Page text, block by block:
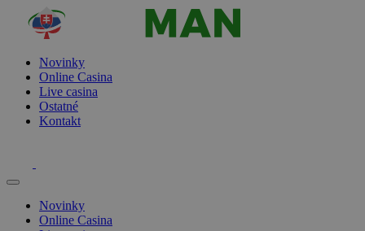
Novinky
Online Casina
Live casina
Ostatné
Kontakt
Novinky
Online Casina